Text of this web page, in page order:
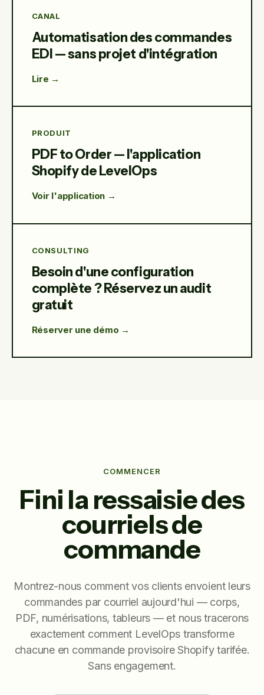
CANAL
Automatisation des commandes
EDI — sans projet d'intégration
Lire →
PRODUIT
PDF to Order — l'application
Shopify de LevelOps
Voir l'application →
CONSULTING
Besoin d'une configuration
complète ? Réservez un audit
gratuit
Réserver une démo →
COMMENCER
Fini la ressaisie des
courriels de
commande
Montrez-nous comment vos clients envoient leurs
commandes par courriel aujourd'hui — corps,
PDF, numérisations, tableurs — et nous tracerons
exactement comment LevelOps transforme
chacune en commande provisoire Shopify tarifée.
Sans engagement.